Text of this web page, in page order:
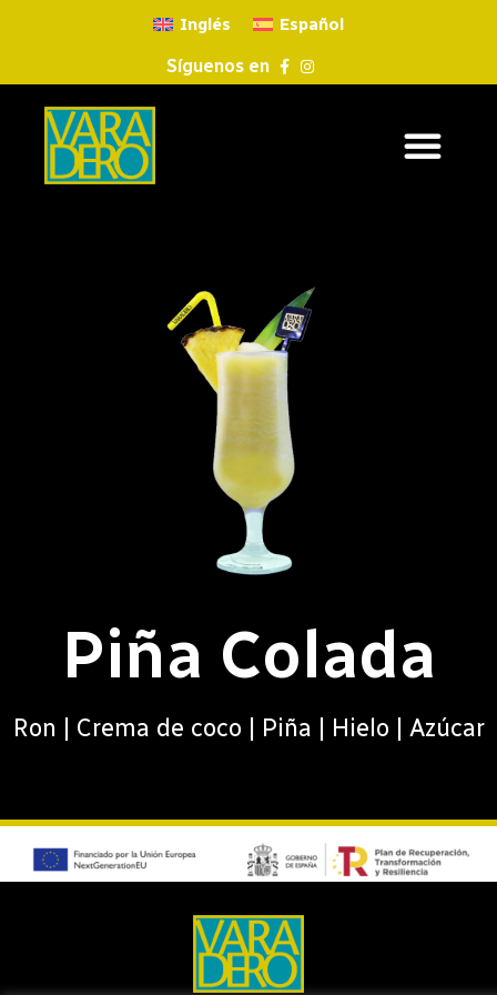
Inglés Español
Síguenos en
Piña Colada
Ron | Crema de coco | Piña | Hielo | Azúcar